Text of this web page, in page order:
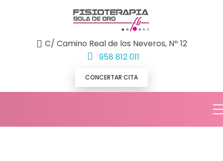
C/ Camino Real de los Neveros, Nº 12
958 812 011
CONCERTAR CITA